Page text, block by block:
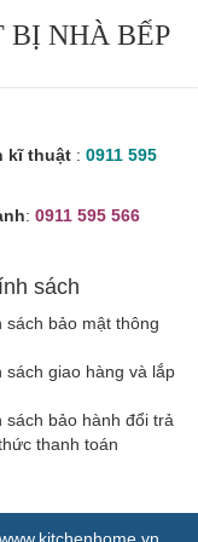
BỊ NHÀ BẾP
kĩ thuật : 0911 595
: 0911 595 566
sách
sách bảo mật thông
sách giao hàng và lắp
sách bảo hành đổi trả
thanh toán